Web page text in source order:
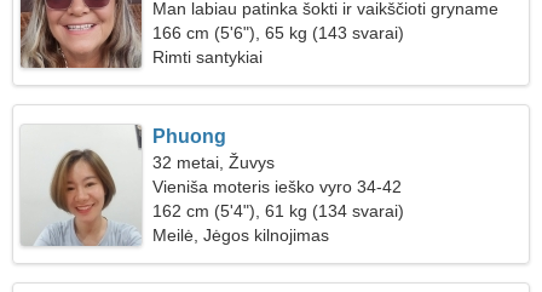
Man labiau patinka šokti ir vaikščioti gryname
ore
166 cm (5'6"), 65 kg (143 svarai)
Rimti santykiai
Phuong
32 metai, Žuvys
Vieniša moteris ieško vyro 34-42
162 cm (5'4"), 61 kg (134 svarai)
Meilė, Jėgos kilnojimas